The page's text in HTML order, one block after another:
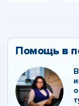
Помощь в